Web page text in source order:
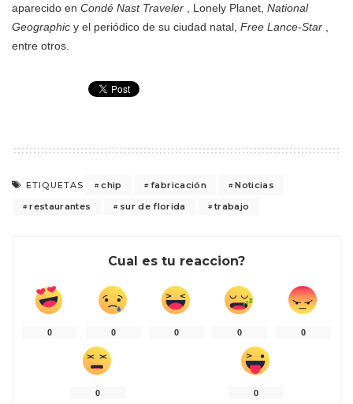
aparecido en Condé Nast Traveler , Lonely Planet, National
Geographic y el periódico de su ciudad natal, Free Lance-Star ,
entre otros.
ETIQUETAS chip fabricación
Noticias
restaurantes
sur de florida trabajo
Cual es tu reaccion?
0 0 0 0 0
0 0